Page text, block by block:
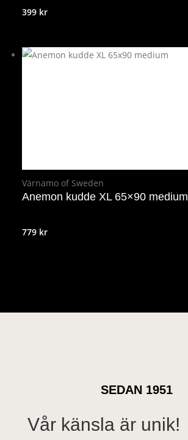
399 kr
Värnamo of Sweden
Anemon kudde XL 65×90 medium
779 kr
SEDAN 1951
Vår känsla är unik!